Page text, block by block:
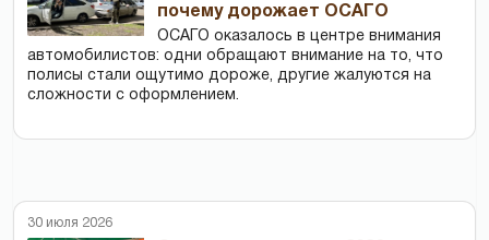
почему дорожает ОСАГО
ОСАГО оказалось в центре внимания
автомобилистов: одни обращают внимание на то, что
полисы стали ощутимо дороже, другие жалуются на
сложности с оформлением.
30 июля 2026